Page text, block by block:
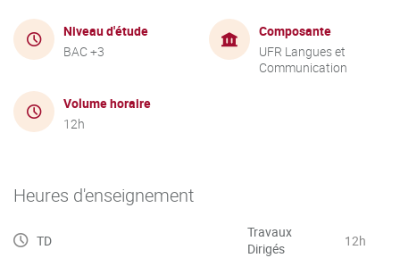
Niveau d'étude
BAC +3
Composante
UFR Langues et
Communication
Volume horaire
12h
Heures d'enseignement
TD
Travaux
Dirigés
12h